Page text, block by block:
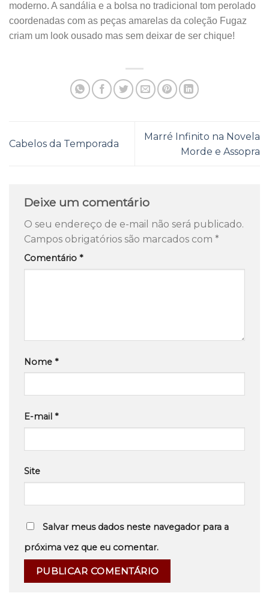
moderno. A sandália e a bolsa no tradicional tom perolado
coordenadas com as peças amarelas da coleção Fugaz
criam um look ousado mas sem deixar de ser chique!
Cabelos da Temporada
Marré Infinito na Novela
Morde e Assopra
Deixe um comentário
O seu endereço de e-mail não será publicado.
Campos obrigatórios são marcados com *
Comentário *
Nome *
E-mail *
Site
Salvar meus dados neste navegador para a
próxima vez que eu comentar.